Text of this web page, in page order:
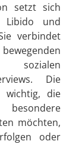
setzt sich
Libido und
verbindet
sozialen
Die
wichtig, die
möchten,
oder